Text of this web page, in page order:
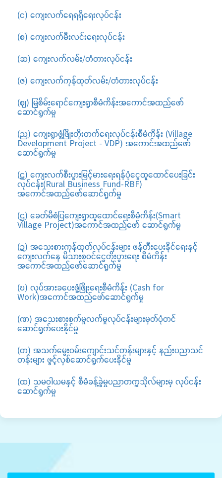
(င) ကျေးလက်ရေရရှိရေးလုပ်ငန်း
(စ) ကျေးလက်မီးလင်းရေးလုပ်ငန်း
(ဆ) ကျေးလက်လမ်း/တံတားလုပ်ငန်း
(ဇ) ကျေးလက်ကုန်ထုတ်လမ်း/တံတားလုပ်ငန်း
(ဈ) မြစိမ်းရောင်ကျေးရွာစီမံကိန်းအကောင်အထည်ဖော်
ဆောင်ရွက်မှု
(ည) ကျေးရွာဖွံ့ဖြိုးတိုးတက်ရေးလုပ်ငန်းစီမံကိန်း (Village
Development Project - VDP) အကောင်အထည်ဖော်
ဆောင်ရွက်မှု
(ဋ) ကျေးလက်စီးပွားမြင့်မားရေးရန်ပုံငွေထူထောင်ပေးခြင်း
လုပ်ငန်း(Rural Business Fund-RBF)
အကောင်အထည်ဖော်ဆောင်ရွက်မှု
(ဌ) ခေတ်မီစံပြကျေးရွာထူထောင်ရေးစီမံကိန်း(Smart
Village Project)အကောင်အထည်ဖော် ဆောင်ရွက်မှု
(ဍ) အသေးစားကုန်ထုတ်လုပ်ငန်းများ ဖန်တီးပေးနိုင်ရေးနှင့်
ကျေးလက်နေ မိသားစုဝင်ငွေတိုးပွားရေး စီမံကိန်း
အကောင်အထည်ဖော်ဆောင်ရွက်မှု
(ဎ) လုပ်အားခပေးဖွံ့ဖြိုးရေးစီမံကိန်း (Cash for
Work)အကောင်အထည်ဖော်ဆောင်ရွက်မှု
(ဏ) အသေးစားစက်မှုလက်မှုလုပ်ငန်းများမှတ်ပုံတင်
ဆောင်ရွက်ပေးနိုင်မှု
(တ) အသက်မွေးဝမ်းကျောင်းသင်တန်းများနှင့် နည်းပညာသင်
တန်းများ ဖွင့်လှစ်ဆောင်ရွက်ပေးနိုင်မှု
(ထ) သမဝါယမနှင့် စီမံခန့်ခွဲမှုပညာတက္ကသိုလ်များမှ လုပ်ငန်း
ဆောင်ရွက်မှု